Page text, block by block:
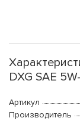
DXG SAE
Артикул
Производитель